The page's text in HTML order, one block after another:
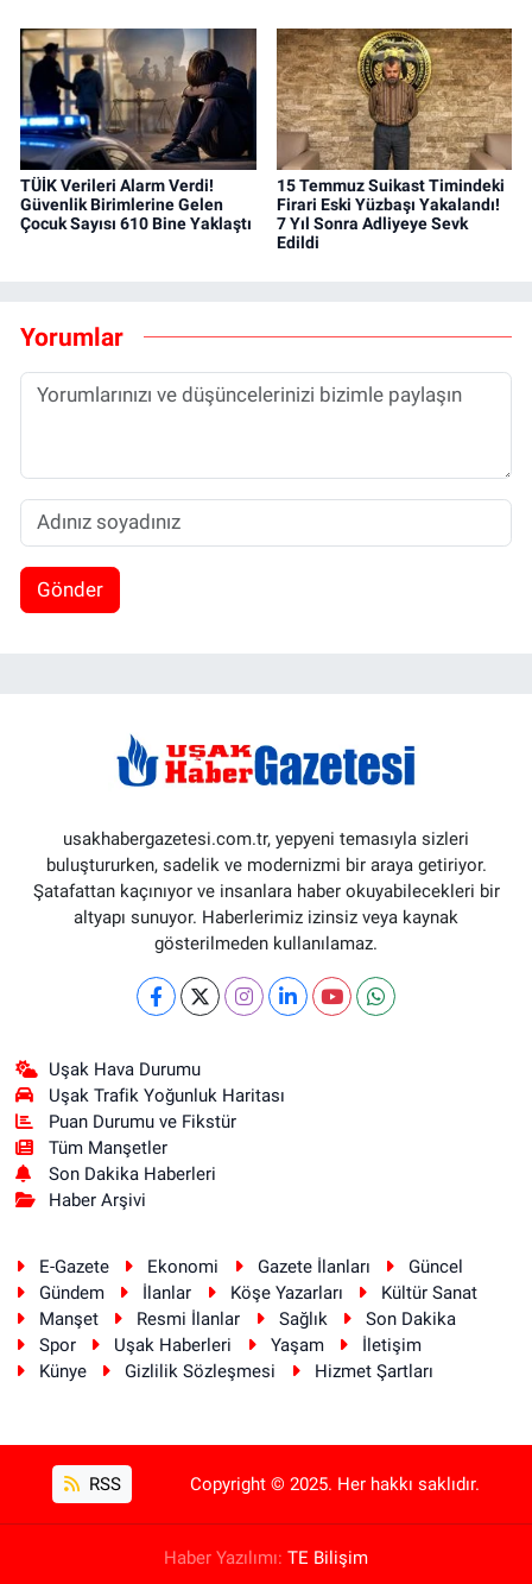
TÜİK Verileri Alarm Verdi!
Güvenlik Birimlerine Gelen
Çocuk Sayısı 610 Bine Yaklaştı
15 Temmuz Suikast Timindeki
Firari Eski Yüzbaşı Yakalandı!
7 Yıl Sonra Adliyeye Sevk
Edildi
Yorumlar
Gönder
usakhabergazetesi.com.tr, yepyeni temasıyla sizleri
buluştururken, sadelik ve modernizmi bir araya getiriyor.
Şatafattan kaçınıyor ve insanlara haber okuyabilecekleri bir
altyapı sunuyor. Haberlerimiz izinsiz veya kaynak
gösterilmeden kullanılamaz.
Uşak Hava Durumu
Uşak Trafik Yoğunluk Haritası
Puan Durumu ve Fikstür
Tüm Manşetler
Son Dakika Haberleri
Haber Arşivi
E-Gazete Ekonomi Gazete İlanları
Güncel
Gündem
İlanlar Köşe Yazarları
Kültür Sanat
Manşet
Resmi İlanlar Sağlık
Son Dakika
Spor
Uşak Haberleri Yaşam
İletişim
Künye
Gizlilik Sözleşmesi Hizmet Şartları
RSS Copyright © 2025. Her hakkı saklıdır.
Haber Yazılımı: TE Bilişim